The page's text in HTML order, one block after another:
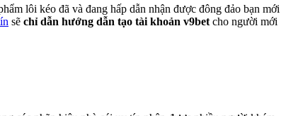
lôi kéo đã và đang hấp dẫn nhận được đông đảo bạn mới
sẽ chỉ dẫn hướng dẫn tạo tài khoản v9bet cho người mới